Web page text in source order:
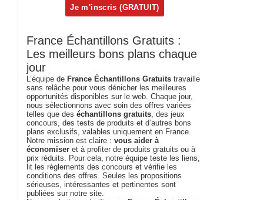
France Échantillons Gratuits :
Les meilleurs bons plans chaque
jour
L’équipe de France Échantillons Gratuits travaille
sans relâche pour vous dénicher les meilleures
opportunités disponibles sur le web. Chaque jour,
nous sélectionnons avec soin des offres variées
telles que des échantillons gratuits, des jeux
concours, des tests de produits et d’autres bons
plans exclusifs, valables uniquement en France.
Notre mission est claire : vous aider à
économiser et à profiter de produits gratuits ou à
prix réduits. Pour cela, notre équipe teste les liens,
lit les règlements des concours et vérifie les
conditions des offres. Seules les propositions
sérieuses, intéressantes et pertinentes sont
publiées sur notre site.